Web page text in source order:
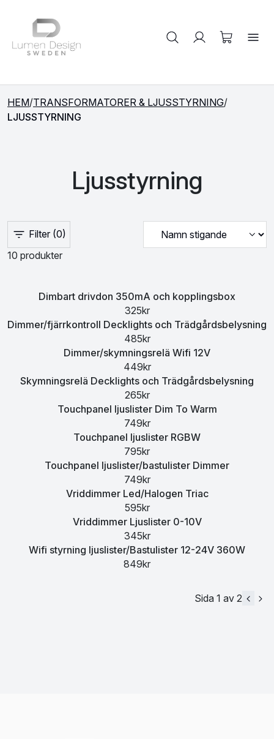
Sök på produkter
HEM/TRANSFORMATORER & LJUSSTYRNING/
LJUSSTYRNING
Ljusstyrning
Filter (0)
10 produkter
Dimbart drivdon 350mA och kopplingsbox
325kr
Dimmer/fjärrkontroll Decklights och Trädgårdsbelysning
485kr
Dimmer/skymningsrelä Wifi 12V
449kr
Skymningsrelä Decklights och Trädgårdsbelysning
265kr
Touchpanel ljuslister Dim To Warm
749kr
Touchpanel ljuslister RGBW
795kr
Touchpanel ljuslister/bastulister Dimmer
749kr
Vriddimmer Led/Halogen Triac
595kr
Vriddimmer Ljuslister 0-10V
345kr
Wifi styrning ljuslister/Bastulister 12-24V 360W
849kr
Sida 1 av 2